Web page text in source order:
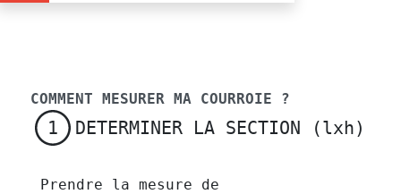
COMMENT MESURER MA COURROIE ?
1 DETERMINER LA SECTION (lxh)
Prendre la mesure de